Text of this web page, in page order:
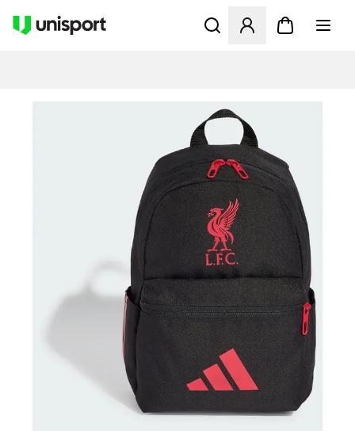
Åbner en Modal til at